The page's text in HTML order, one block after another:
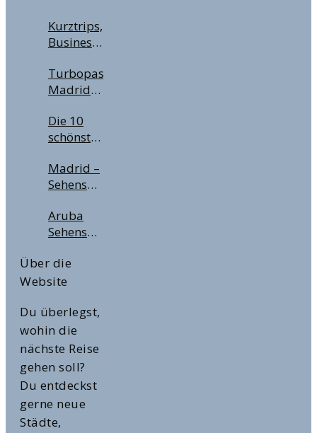
Kurztrips,
Business
Handgepäckregeln:
Wichtige
Deine
nächste
Turbopass
Madrid –
sich der
City Pass
Deinen
Städtetrip?
Die 10
schönsten
in
Europa
Winter &
zur
Madrid –
Sehenswürdigkeiten,
& Tipps
für die
Hauptstadt
Aruba
Sehenswürdigkeiten
Highlights
Über die
Website
Du überlegst,
wohin die
nächste Reise
gehen soll?
Du entdeckst
gerne neue
Städte,